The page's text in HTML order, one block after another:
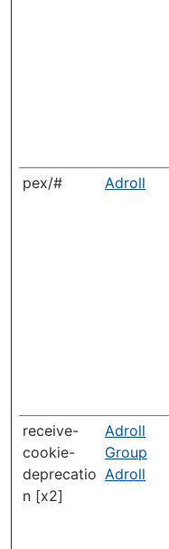
pex/# Adroll
receive-
cookie-
deprecatio
n [x2]
Adroll
Group
Adroll